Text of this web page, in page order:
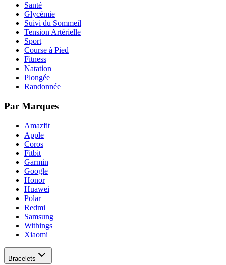
Santé
Glycémie
Suivi du Sommeil
Tension Artérielle
Sport
Course à Pied
Fitness
Natation
Plongée
Randonnée
Par Marques
Amazfit
Apple
Coros
Fitbit
Garmin
Google
Honor
Huawei
Polar
Redmi
Samsung
Withings
Xiaomi
Bracelets